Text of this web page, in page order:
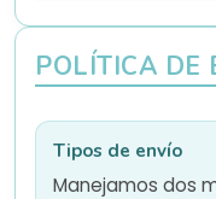
POLÍTICA DE
Tipos de envío
Manejamos dos